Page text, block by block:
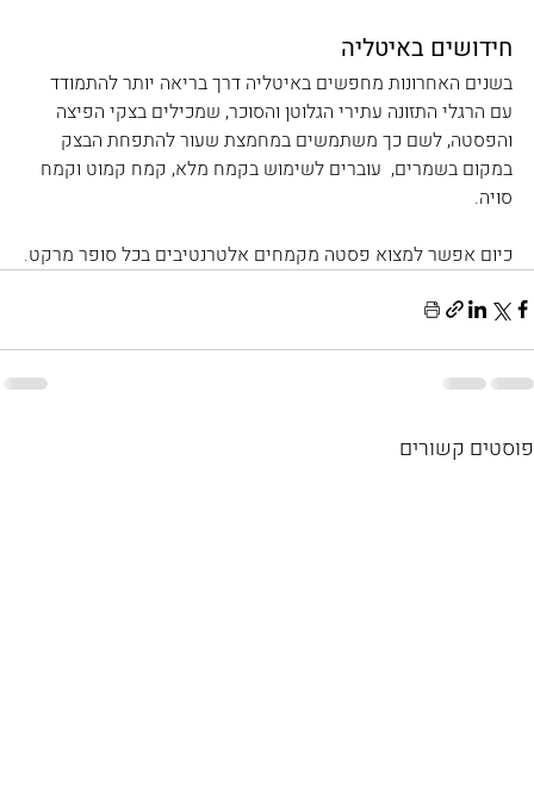
חידושים באיטליה
בשנים האחרונות מחפשים באיטליה דרך בריאה יותר להתמודד
עם הרגלי התזונה עתירי הגלוטן והסוכר, שמכילים בצקי הפיצה
והפסטה, לשם כך משתמשים במחמצת שעור להתפחת הבצק
במקום בשמרים,  עוברים לשימוש בקמח מלא, קמח קמוט וקמח
סויה.
כיום אפשר למצוא פסטה מקמחים אלטרנטיבים בכל סופר מרקט.
פוסטים קשורים